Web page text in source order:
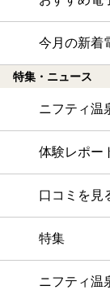
今月の新着
特集・ニュース
ニフティ温
体験レポー
口コミを見
特集
ニフティ温